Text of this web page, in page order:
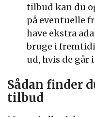
tilbud kan du
på eventuelle
have ekstra
bruge i
ud, hvis de går
Sådan finder
tilbud